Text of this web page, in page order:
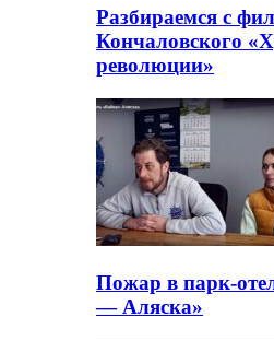
Разбираемся с
Кончаловского
революции»
Пожар в парк-
— Аляска»